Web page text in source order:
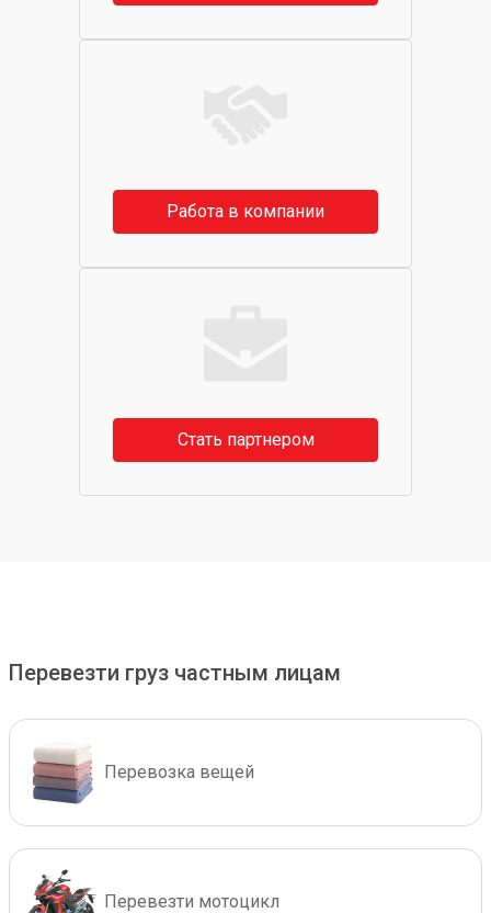
Работа в компании
Стать партнером
Перевезти груз частным лицам
Перевозка вещей
Перевезти мотоцикл